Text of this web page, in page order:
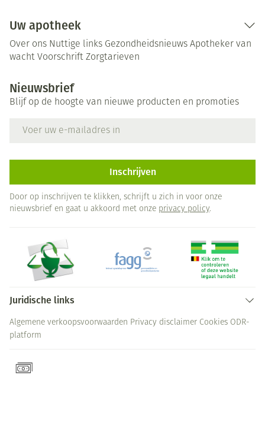
Uw apotheek
Over ons Nuttige links Gezondheidsnieuws Apotheker van
wacht Voorschrift Zorgtarieven
Nieuwsbrief
Blijf op de hoogte van nieuwe producten en promoties
Inschrijven
Door op inschrijven te klikken, schrijft u zich in voor onze
nieuwsbrief en gaat u akkoord met onze privacy policy.
Juridische links
Algemene verkoopsvoorwaarden Privacy disclaimer Cookies ODR-
platform